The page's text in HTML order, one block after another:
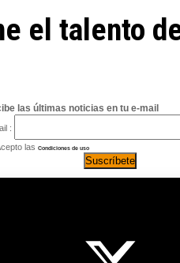
el talento
las últimas noticias en tu e-mail
:
las Condiciones de uso